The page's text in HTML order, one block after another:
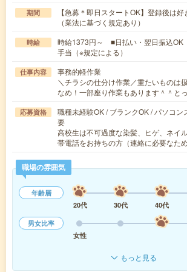
期間
【急募＊即日スタートOK】登録後は好
（業法に基づく規定あり）
時給
時給1373円～ ■日払い・翌日振込OK
手当（※規定による）
仕事内容
事務的軽作業
＼チラシの仕分け作業／重たいものは
なめ！一部座り作業もあります＾＾と
応募資格
職種未経験OK / ブランクOK / パソコン
要
高校生は不可過度な染髪、ヒゲ、ネイ
帯電話をお持ちの方（連絡に必要なた
職場の雰囲気
年齢層
20代
30代 40代
男女比率
女性
もっと見る